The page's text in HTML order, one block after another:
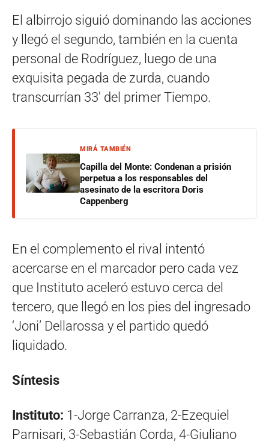
El albirrojo siguió dominando las acciones
y llegó el segundo, también en la cuenta
personal de Rodríguez, luego de una
exquisita pegada de zurda, cuando
transcurrían 33′ del primer Tiempo.
MIRÁ TAMBIÉN
Capilla del Monte: Condenan a prisión
perpetua a los responsables del
asesinato de la escritora Doris
Cappenberg
En el complemento el rival intentó
acercarse en el marcador pero cada vez
que Instituto aceleró estuvo cerca del
tercero, que llegó en los pies del ingresado
‘Joni’ Dellarossa y el partido quedó
liquidado.
Síntesis
Instituto: 1-Jorge Carranza, 2-Ezequiel
Parnisari, 3-Sebastián Corda, 4-Giuliano